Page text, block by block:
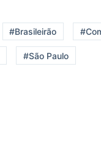
#Brasileirão
#São Paulo